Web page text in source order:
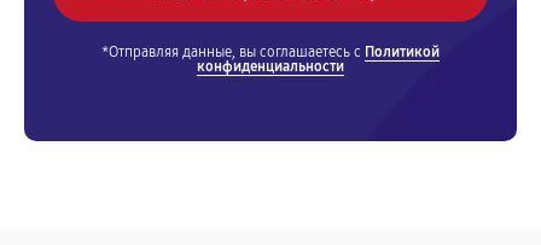
*Отправляя данные, вы соглашаетесь с Политикой
конфиденциальности